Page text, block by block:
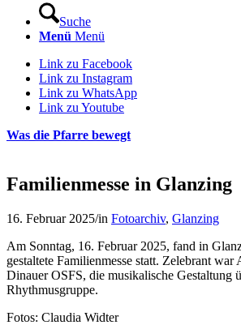
Suche
Menü Menü
Link zu Facebook
Link zu Instagram
Link zu WhatsApp
Link zu Youtube
Was die Pfarre bewegt
Familienmesse in Glanzing
16. Februar 2025/in Fotoarchiv, Glanzing
Am Sonntag, 16. Februar 2025, fand in
gestaltete Familienmesse statt. Zelebrant
Dinauer OSFS, die musikalische Gestaltung
Rhythmusgruppe.
Fotos: Claudia Widter